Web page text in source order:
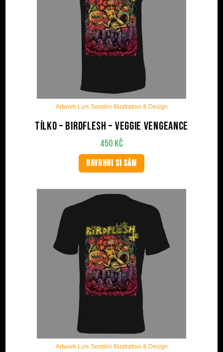
Artwork Luis Sendón Illustration & Design
Tílko – BIRDFLESH – Veggie Vengeance
450 Kč
NAVRHNI SI SÁM
Artwork Luis Sendón Illustration & Design